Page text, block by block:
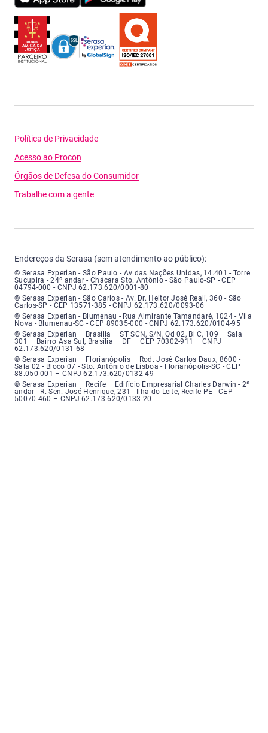
Política de Privacidade
Acesso ao Procon
Órgãos de Defesa do Consumidor
Trabalhe com a gente
Endereços da Serasa (sem atendimento ao público):
Serasa Experian - São Paulo - Endereço: Avenida das Nações Unidas,
© Serasa Experian - São Paulo - Av das Nações Unidas, 14.401 - Torre
Sucupira - 24º andar - Chácara Sto. Antônio - São Paulo-SP - CEP
04794-000 - CNPJ 62.173.620/0001-80
Serasa Experian - São Carlos - Endereço: Avenida Doutor Heitor José
© Serasa Experian - São Carlos - Av. Dr. Heitor José Reali, 360 - São
Carlos-SP - CEP 13571-385 - CNPJ 62.173.620/0093-06
Serasa Experian - Blumenau - Endereço: Rua Almirante Tamandaré,
© Serasa Experian - Blumenau - Rua Almirante Tamandaré, 1024 - Vila
Nova - Blumenau-SC - CEP 89035-000 - CNPJ 62.173.620/0104-95
Serasa Experian - Brasília, Endereço: Setor Comercial Norte, sem
© Serasa Experian – Brasília – ST SCN, S/N, Qd 02, Bl C, 109 – Sala
301 – Bairro Asa Sul, Brasília – DF – CEP 70302-911 – CNPJ
62.173.620/0131-68
Serasa Experian - Florianópolis, Endereço: Rodovia José Carlos, número
© Serasa Experian – Florianópolis – Rod. José Carlos Daux, 8600 -
Sala 02 - Bloco 07 - Sto. Antônio de Lisboa - Florianópolis-SC - CEP
88.050-001 – CNPJ 62.173.620/0132-49
Serasa Experian - Recife, Endereço: Edifício Empresarial Charles Darwin,
© Serasa Experian – Recife – Edifício Empresarial Charles Darwin - 2º
andar - R. Sen. José Henrique, 231 - Ilha do Leite, Recife-PE - CEP
50070-460 – CNPJ 62.173.620/0133-20